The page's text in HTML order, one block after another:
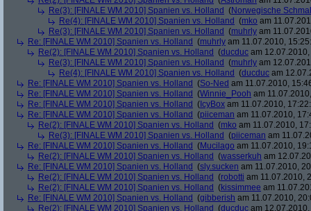
Re(3): [FINALE WM 2010] Spanien vs. Holland (Norwegische
Re(4): [FINALE WM 2010] Spanien vs. Holland (mko am
Re(3): [FINALE WM 2010] Spanien vs. Holland (muhrly am
Re: [FINALE WM 2010] Spanien vs. Holland (muhrly am 11.07.2010,
Re(2): [FINALE WM 2010] Spanien vs. Holland (ducduc am
Re(3): [FINALE WM 2010] Spanien vs. Holland (muhrly am
Re(4): [FINALE WM 2010] Spanien vs. Holland (ducduc am
Re: [FINALE WM 2010] Spanien vs. Holland (So-Ned am 11.07.2010,
Re: [FINALE WM 2010] Spanien vs. Holland (Winnie_Pooh am
Re: [FINALE WM 2010] Spanien vs. Holland ( IcyBox am 11.07.2010,
Re: [FINALE WM 2010] Spanien vs. Holland (piiceman am 11.07.2010,
Re(2): [FINALE WM 2010] Spanien vs. Holland (mko am 11.07.2010,
Re(3): [FINALE WM 2010] Spanien vs. Holland (piiceman am
Re: [FINALE WM 2010] Spanien vs. Holland (Mucilago am 11.07.2010,
Re(2): [FINALE WM 2010] Spanien vs. Holland (wasserkuh am
Re: [FINALE WM 2010] Spanien vs. Holland (sly.sucken am 11.07.2010,
Re(2): [FINALE WM 2010] Spanien vs. Holland (robotti am 11.07.2010,
Re(2): [FINALE WM 2010] Spanien vs. Holland (kissimmee am
Re: [FINALE WM 2010] Spanien vs. Holland (gibberish am 11.07.2010,
Re(2): [FINALE WM 2010] Spanien vs. Holland (ducduc am